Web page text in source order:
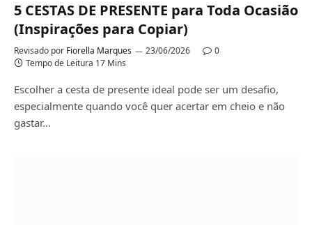
5 CESTAS DE PRESENTE para Toda Ocasião
(Inspirações para Copiar)
Revisado por Fiorella Marques 23/06/2026
0
Tempo de Leitura 17 Mins
Escolher a cesta de presente ideal pode ser um desafio,
especialmente quando você quer acertar em cheio e não
gastar…